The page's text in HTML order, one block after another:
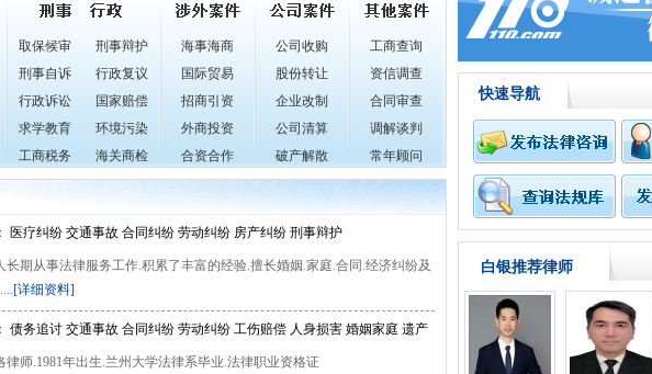
取保候审
刑事辩护
刑事自诉
行政复议
行政诉讼
国家赔偿
求学教育
环境污染
工商税务
海关商检
海事海商
国际贸易
招商引资
外商投资
合资合作
公司收购
股份转让
企业改制
公司清算
破产解散
工商查询
资信调查
合同审查
调解谈判
常年顾问
医疗纠纷 交通事故 合同纠纷 劳动纠纷 房产纠纷 刑事辩护
长期从事法律服务工作.积累了丰富的经验.擅长婚姻.家庭.合同.经济纠纷及
[详细资料]
债务追讨 交通事故 合同纠纷 劳动纠纷 工伤赔偿 人身损害 婚姻家庭 遗产
纷 刑事辩护
律师.1981年出生.兰州大学法律系毕业.法律职业资格证
快速导航
白银推荐律师